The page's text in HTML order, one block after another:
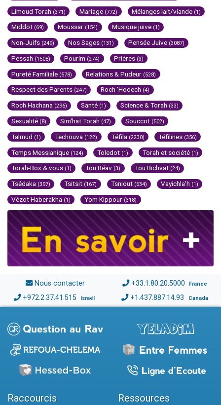
Limoud Torah (371) Mariage (772) Mélanges lait/viande (1)
Middot (69) Moussar (154) Musique juive (1)
Non-Juifs (249) Nos Sages (131) Pensée Juive (3087)
Pessah (1508) Pourim (274) Prières (3)
Pureté Familiale (578) Relations & Pudeur (528)
Respect des Parents (247) Roch 'Hodech (4)
Roch Hachana (296) Santé (1) Science & Torah (33)
Sexualité (8) Sim'hat Torah (47) Souccot (502)
Talmud (1) Techouva (122) Téfila (2230) Téfilines (356)
Temps Messianique (124) Toledot (1) Torah et société (1)
Torah-Box & vous (1) Tou Béav (3) Tou Bichvat (24)
Tsédaka (397) Tsitsit (167) Tsniout (634) Vayichla'h (1)
Vézot Haberakha (1) Yom Kippour (318)
Nous contacter +33.1.80.20.5000 France
+972.2.37.41.515 Israël +1.437.887.14.93 Canada
Raccourcis Ressources